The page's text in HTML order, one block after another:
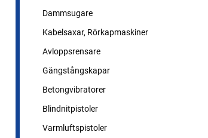
Dammsugare
Kabelsaxar, Rörkapmaskiner
Avloppsrensare
Gängstångskapar
Betongvibratorer
Blindnitpistoler
Varmluftspistoler